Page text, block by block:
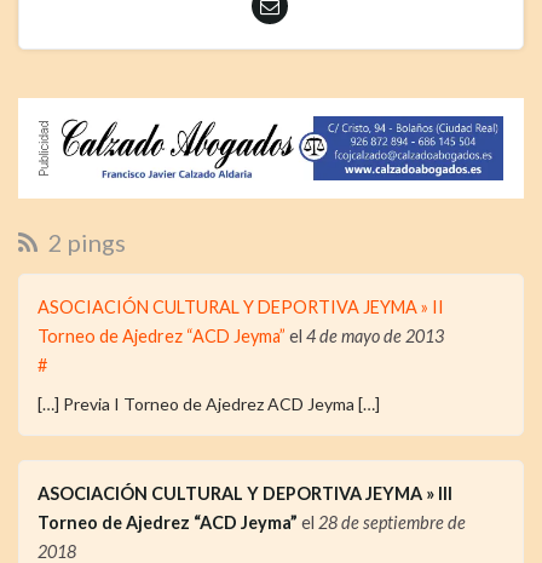
2 pings
ASOCIACIÓN CULTURAL Y DEPORTIVA JEYMA » II
Torneo de Ajedrez “ACD Jeyma” el 4 de mayo de 2013
#
[…] Previa I Torneo de Ajedrez ACD Jeyma […]
ASOCIACIÓN CULTURAL Y DEPORTIVA JEYMA » III
Torneo de Ajedrez “ACD Jeyma” el 28 de septiembre de
2018